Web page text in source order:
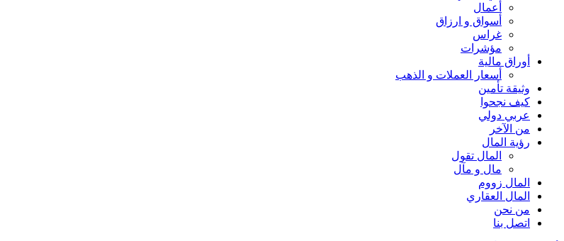
أعمال
أسواق و ارزاق
غراس
مؤشرات
أوراق مالية
أسعار العملات و الذهب
وثيقة تأمين
كيف نجحوا
عربي دولي
من الآخر
رؤية المال
المال تقول
مال و مآل
المال زووم
المال العقاري
من نحن
اتصل بنا